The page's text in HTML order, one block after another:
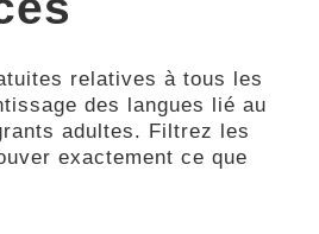
relatives à tous les
des langues lié au
adultes. Filtrez les
exactement ce que